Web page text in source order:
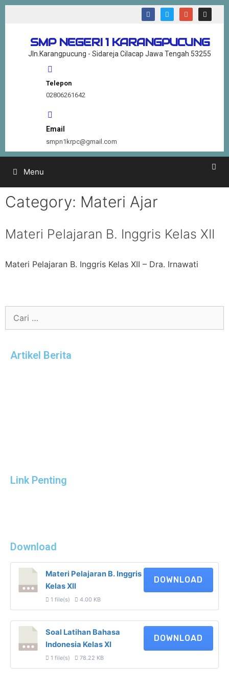
SMP NEGERI 1 KARANGPUCUNG
Jln.Karangpucung - Sidareja Cilacap Jawa Tengah 53255
Telepon
02806261642
Email
smpn1krpc@gmail.com
Menu
Category: Materi Ajar
Materi Pelajaran B. Inggris Kelas XII
Materi Pelajaran B. Inggris Kelas XII – Dra. Irnawati
Artikel Berita
Link Penting
Download
Materi Pelajaran B. Inggris
Kelas XII
1 file(s) 4.00 KB
DOWNLOAD
Soal Latihan Bahasa
Indonesia Kelas XI
1 file(s) 78.22 KB
DOWNLOAD